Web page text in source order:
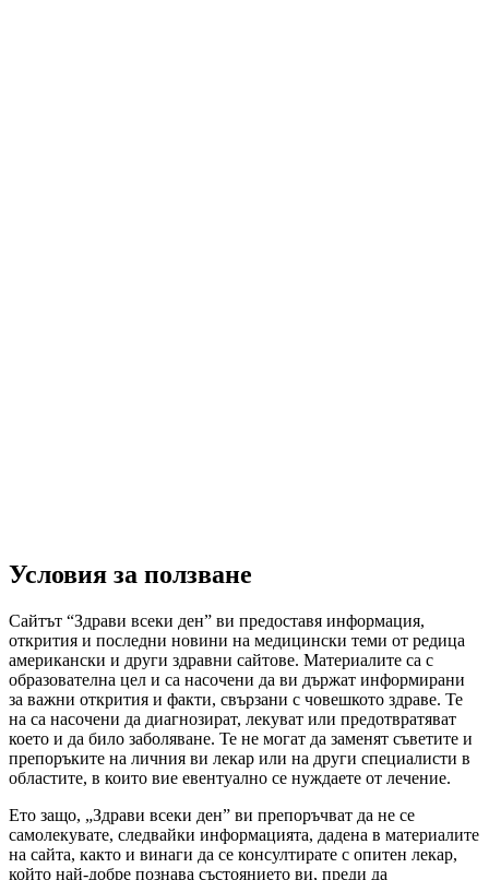
Условия за ползване
Сайтът “Здрави всеки ден” ви предоставя информация,
открития и последни новини на медицински теми от редица
американски и други здравни сайтове. Материалите са с
образователна цел и са насочени да ви държат информирани
за важни открития и факти, свързани с човешкото здраве. Те
на са насочени да диагнозират, лекуват или предотвратяват
което и да било заболяване. Те не могат да заменят съветите и
препоръките на личния ви лекар или на други специалисти в
областите, в които вие евентуално се нуждаете от лечение.
Ето защо, „Здрави всеки ден” ви препоръчват да не се
самолекувате, следвайки информацията, дадена в материалите
на сайта, както и винаги да се консултирате с опитен лекар,
който най-добре познава състоянието ви, преди да